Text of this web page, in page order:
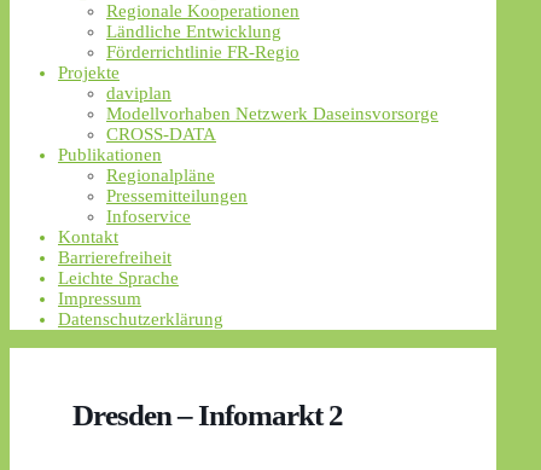
Regionale Kooperationen
Ländliche Entwicklung
Förderrichtlinie FR-Regio
Projekte
daviplan
Modellvorhaben Netzwerk Daseinsvorsorge
CROSS-DATA
Publikationen
Regionalpläne
Pressemitteilungen
Infoservice
Kontakt
Barrierefreiheit
Leichte Sprache
Impressum
Datenschutzerklärung
Dresden – Infomarkt 2